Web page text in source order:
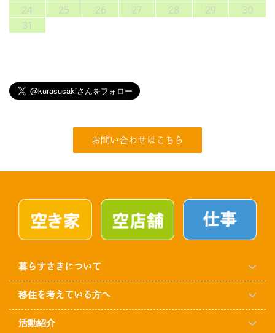
24
25 26 27 28 29
30
31
お問い合わせはこちら
暮らすさきについて
移住を考えている方へ
活動紹介